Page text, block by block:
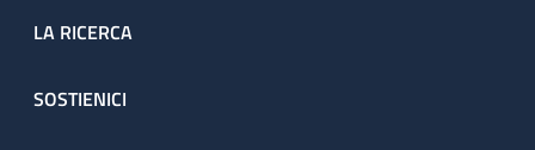
LA RICERCA
SOSTIENICI